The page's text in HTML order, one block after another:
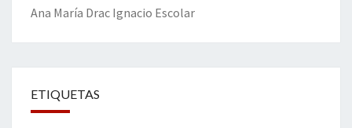
Ana María Drac Ignacio Escolar
ETIQUETAS